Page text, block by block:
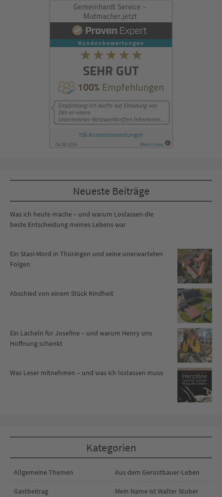
Neueste Beiträge
Was ich heute mache – und warum Loslassen die
beste Entscheidung meines Lebens war
Ein Stasi-Mord in Thüringen und seine unerwarteten
Folgen
Abschied von einem Stück Kindheit
Ein Lächeln für Josefine – und warum Henry uns
Hoffnung schenkt
Was Leser mitnehmen – und was ich loslassen muss
Kategorien
Allgemeine Themen Aus dem Gerüstbauer-Leben
Gastbeitrag Mein Name ist Walter Stuber